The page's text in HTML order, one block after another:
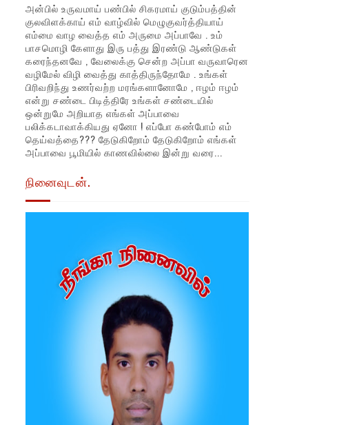
அன்பில் உருவமாய் பண்பில் சிகரமாய் குடும்பத்தின்
குலவிளக்காய் எம் வாழ்வில் மெழுகுவர்த்தியாய்
எம்மை வாழ வைத்த எம் அருமை அப்பாவே . உம்
பாசமொழி கேளாது இரு பத்து இரண்டு ஆண்டுகள்
கரைந்தனவே , வேலைக்கு சென்ற அப்பா வருவாரென
வழிமேல் விழி வைத்து காத்திருந்தோமே . உங்கள்
பிரிவறிந்து உணர்வற்ற மரங்களானோமே , ஈழம் ஈழம்
என்று சண்டை பிடித்திரே உங்கள் சண்டையில்
ஒன்றுமே அறியாத எங்கள் அப்பாவை
பலிக்கடாவாக்கியது ஏனோ ! எப்போ கண்போம் எம்
தெய்வத்தை??? தேடுகிறோம் தேடுகிறோம் எங்கள்
அப்பாவை பூமியில் காணவில்லை இன்று வரை...
நினைவுடன்.